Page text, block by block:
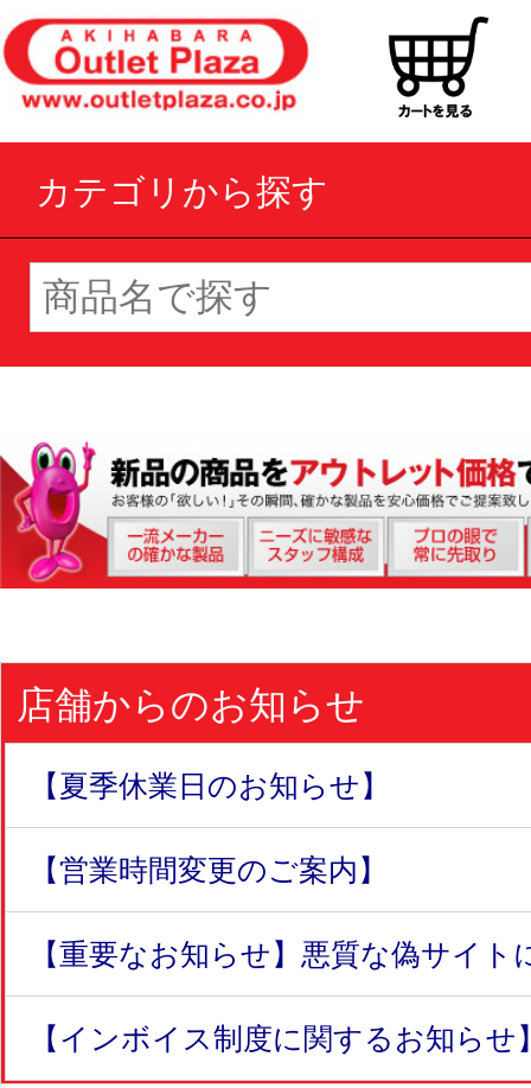
カテゴリから探す
店舗からのお知らせ
【夏季休業日のお知らせ】
【営業時間変更のご案内】
【重要なお知らせ】悪質な偽サイト
【インボイス制度に関するお知らせ